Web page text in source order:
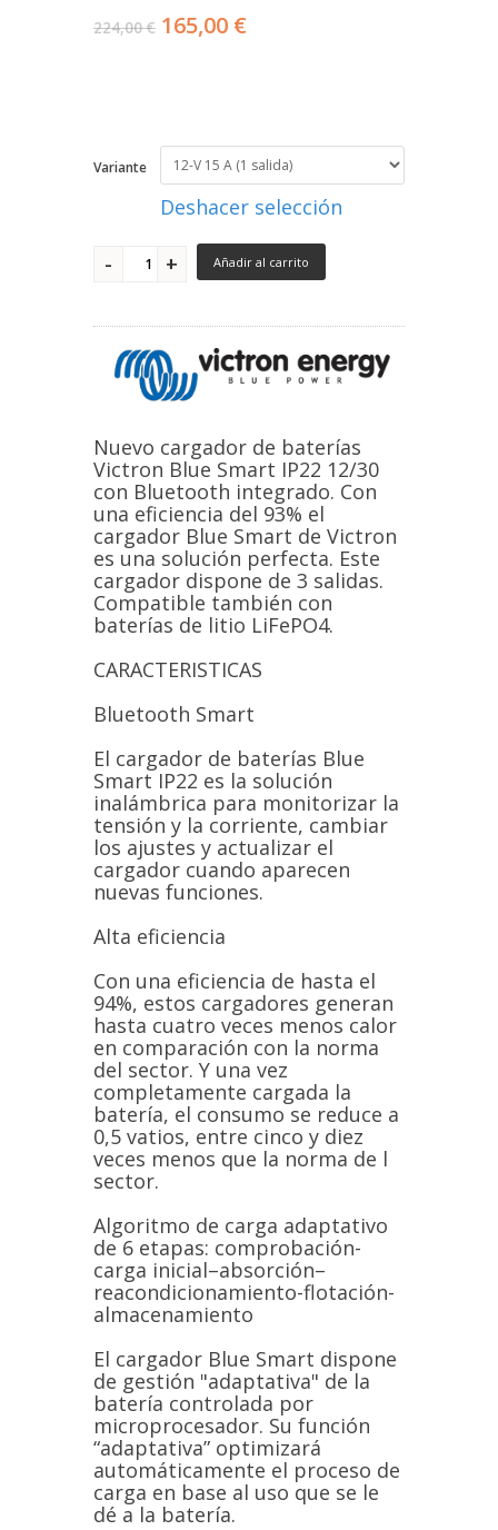
224,00 € 165,00 €
Variante
Deshacer selección
Añadir al carrito
Nuevo cargador de baterías
Victron Blue Smart IP22 12/30
con Bluetooth integrado. Con
una eficiencia del 93% el
cargador Blue Smart de Victron
es una solución perfecta. Este
cargador dispone de 3 salidas.
Compatible también con
baterías de litio LiFePO4.
CARACTERISTICAS
Bluetooth Smart
El cargador de baterías Blue
Smart IP22 es la solución
inalámbrica para monitorizar la
tensión y la corriente, cambiar
los ajustes y actualizar el
cargador cuando aparecen
nuevas funciones.
Alta eficiencia
Con una eficiencia de hasta el
94%, estos cargadores generan
hasta cuatro veces menos calor
en comparación con la norma
del sector. Y una vez
completamente cargada la
batería, el consumo se reduce a
0,5 vatios, entre cinco y diez
veces menos que la norma de l
sector.
Algoritmo de carga adaptativo
de 6 etapas: comprobación-
carga inicial–absorción–
reacondicionamiento-flotación-
almacenamiento
El cargador Blue Smart dispone
de gestión "adaptativa" de la
batería controlada por
microprocesador. Su función
“adaptativa” optimizará
automáticamente el proceso de
carga en base al uso que se le
dé a la batería.